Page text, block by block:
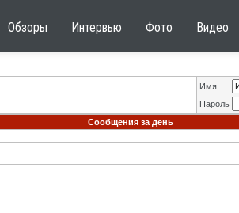
Обзоры Интервью Фото Видео
Имя
Пароль
Сообщения за день